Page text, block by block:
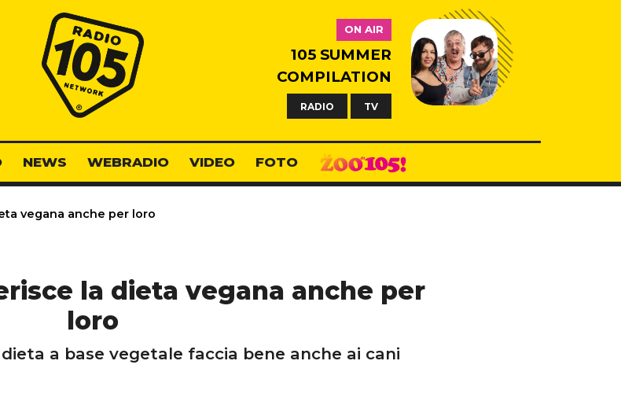
Radio 105
ON AIR
105 SUMMER
COMPILATION
RADIO TV
NEWS WEBRADIO VIDEO FOTO
vegana anche per loro
la dieta vegana anche per
loro
a base vegetale faccia bene anche ai cani